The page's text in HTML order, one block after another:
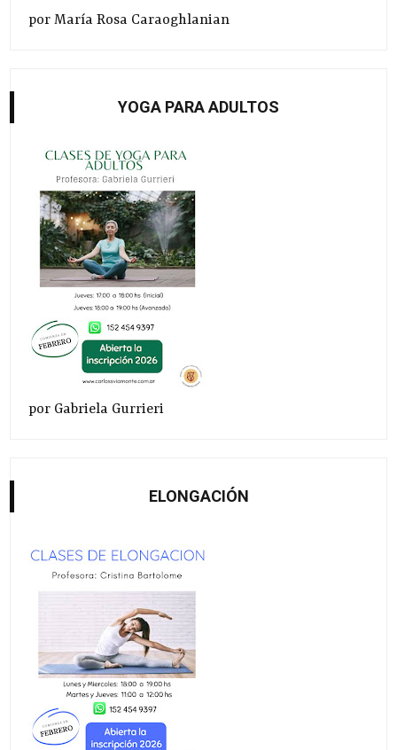
por María Rosa Caraoghlanian
YOGA PARA ADULTOS
por Gabriela Gurrieri
ELONGACIÓN